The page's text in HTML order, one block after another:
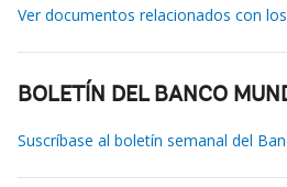
Ver documentos relacionados con
BOLETÍN DEL BANCO
Suscríbase al boletín semanal del